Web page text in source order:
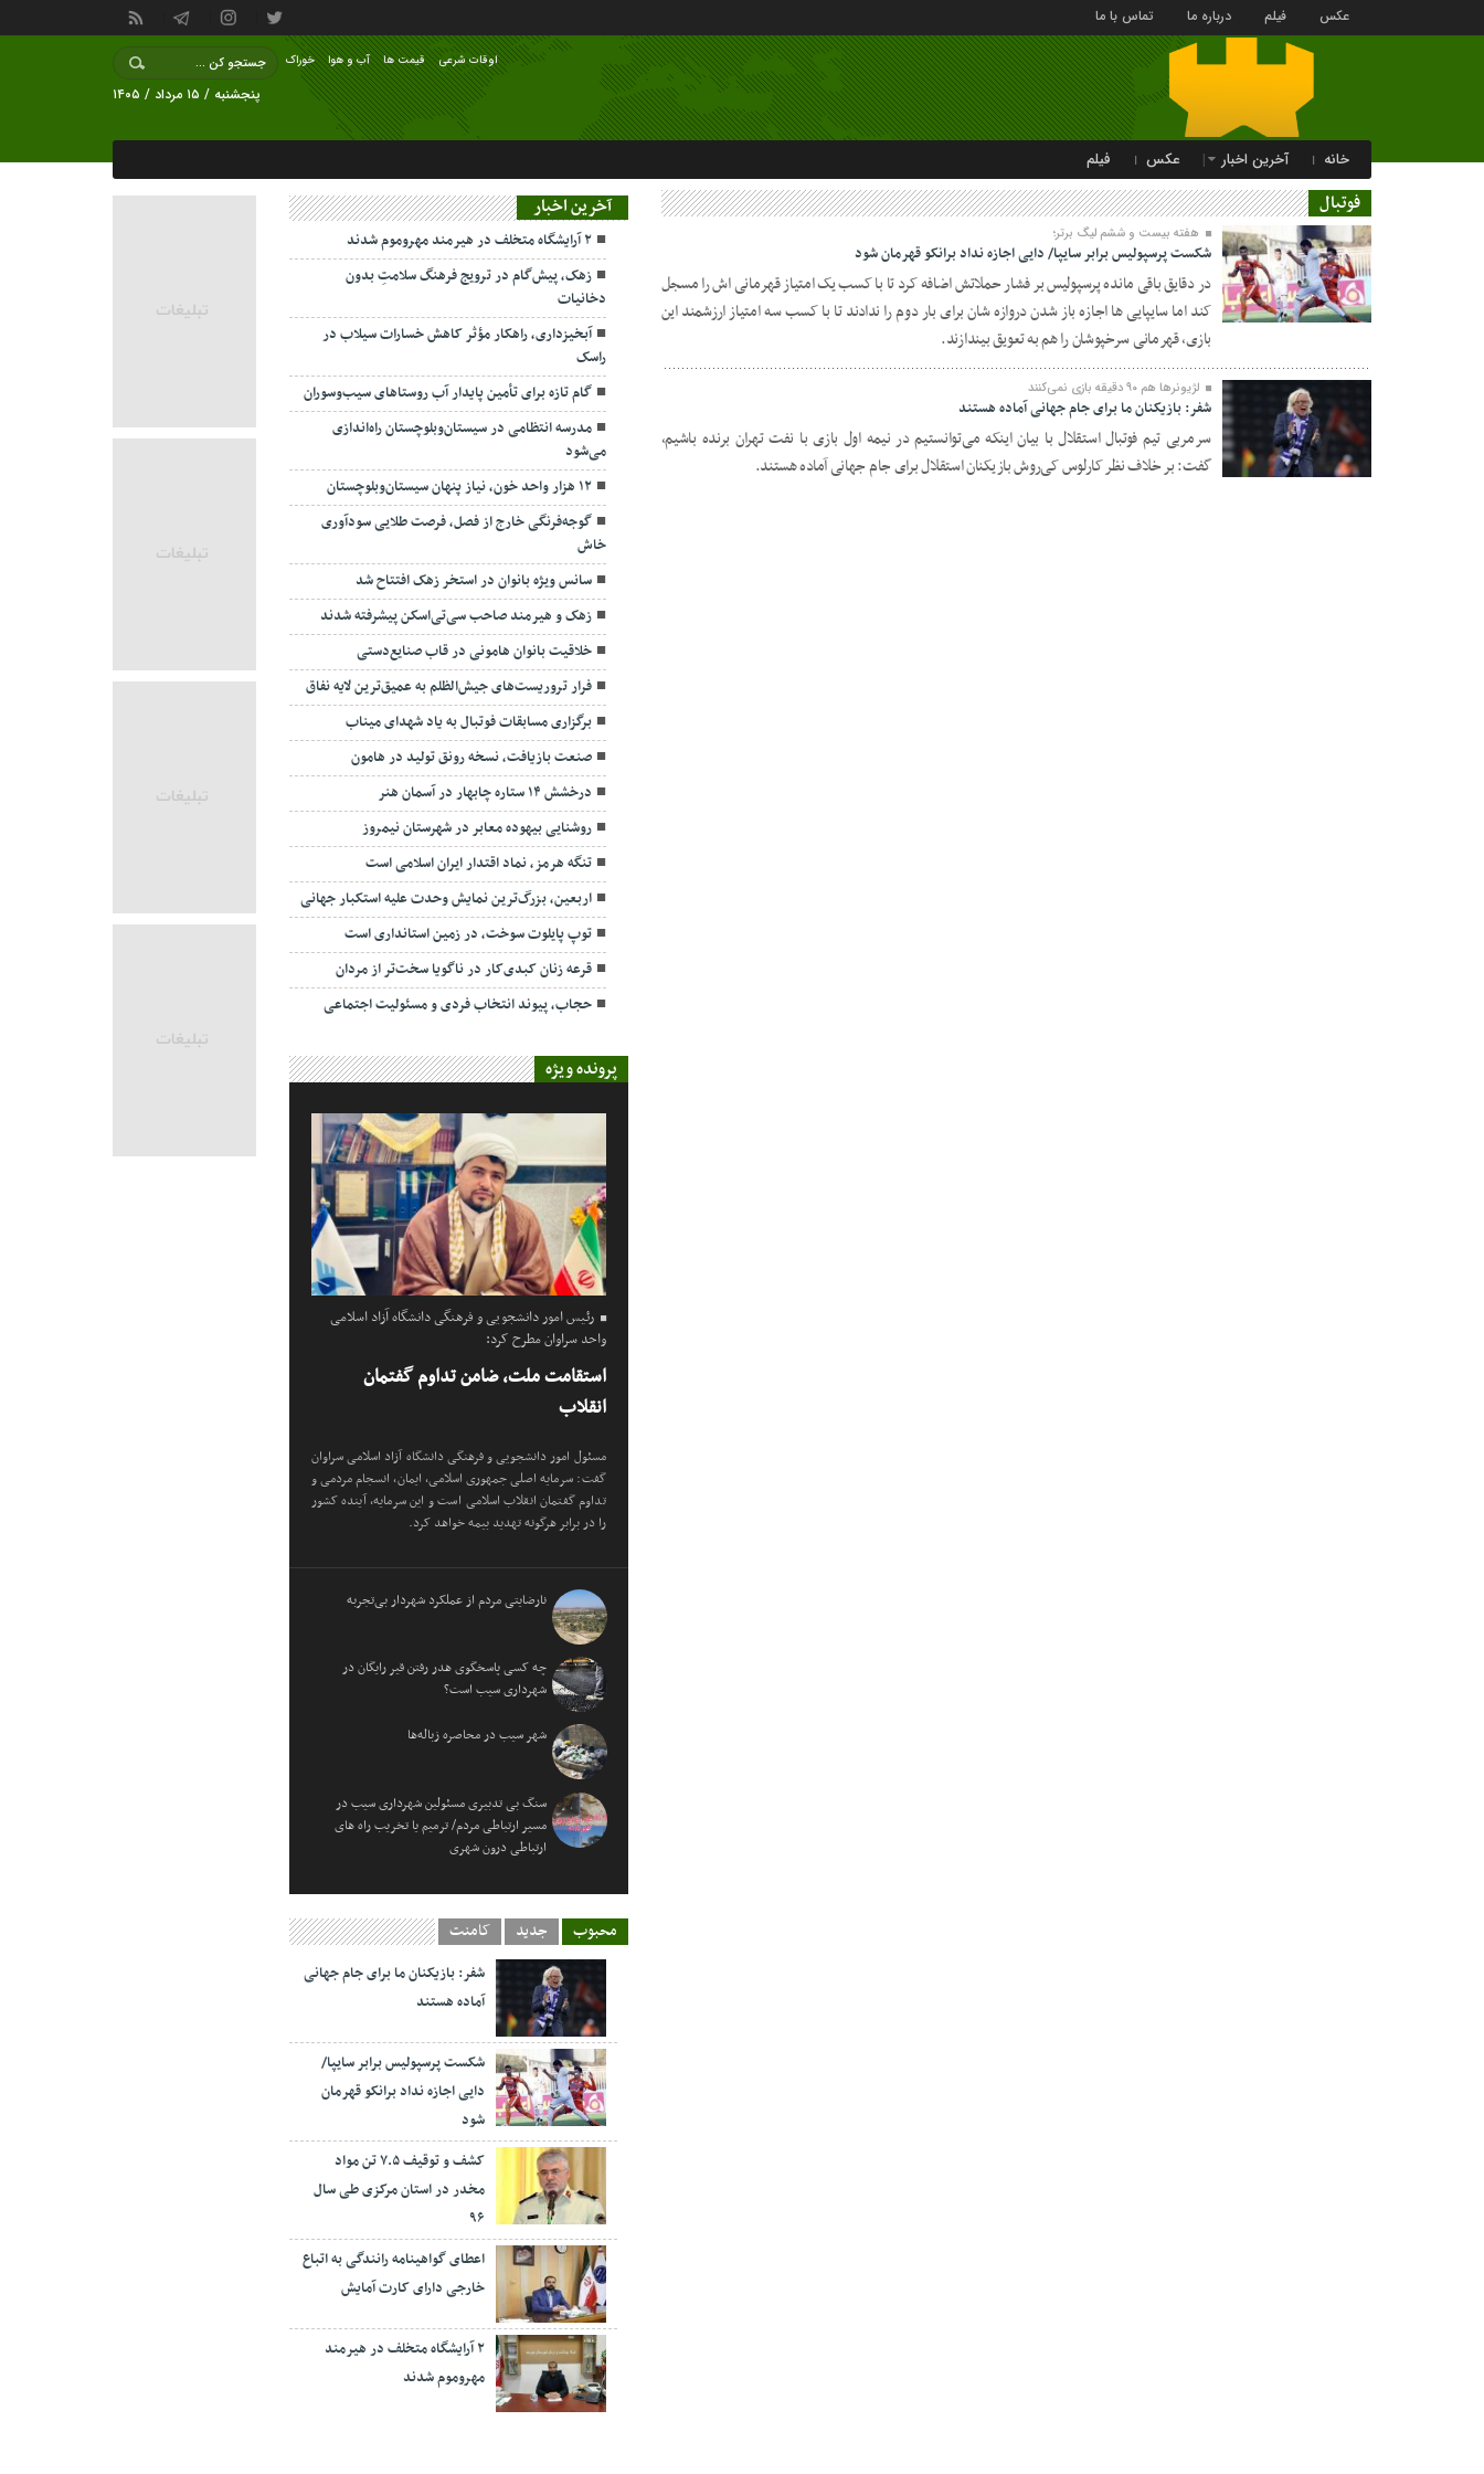
عکس فیلم درباره ما تماس با ما
خوراک آب و هوا قیمت ها اوقات شرعی
پنجشنبه / ۱۵ مرداد / ۱۴۰۵
خانه آخرین اخبار عکس فیلم
فوتبال
۰۹ فروردین ۱۳۹۷
هفته بیست و ششم لیگ برتر؛
شکست پرسپولیس برابر سایپا/ دایی اجازه نداد برانکو قهرمان شود
در دقایق باقی مانده پرسپولیس بر فشار حملاتش اضافه کرد تا با کسب یک امتیاز قهرمانی اش را مسجل
کند اما سایپایی ها اجازه باز شدن دروازه شان برای بار دوم را ندادند تا با کسب سه امتیاز ارزشمند این
بازی، قهرمانی سرخپوشان را هم به تعویق بیندازند.
۰۹ فروردین ۱۳۹۷
لژیونرها هم ۹۰ دقیقه بازی نمی‌کنند
شفر: بازیکنان ما برای جام جهانی آماده هستند
سرمربی تیم فوتبال استقلال با بیان اینکه می‌توانستیم در نیمه اول بازی با نفت تهران برنده باشیم،
گفت: بر خلاف نظر کارلوس کی‌روش بازیکنان استقلال برای جام جهانی آماده هستند.
آخرین اخبار
۲ آرایشگاه متخلف در هیرمند مهروموم شدند
زهک، پیش‌گام در ترویج فرهنگ سلامتِ بدون
دخانیات
آبخیزداری، راهکار مؤثر کاهش خسارات سیلاب در
راسک
گام تازه برای تأمین پایدار آب روستاهای سیب‌وسوران
مدرسه انتظامی در سیستان‌وبلوچستان راه‌اندازی
می‌شود
۱۲ هزار واحد خون، نیاز پنهان سیستان‌وبلوچستان
گوجه‌فرنگی خارج از فصل، فرصت طلایی سودآوری
خاش
سانس ویژه بانوان در استخر زهک افتتاح شد
زهک و هیرمند صاحب سی‌تی‌اسکن پیشرفته شدند
خلاقیت بانوان هامونی در قاب صنایع‌دستی
فرار تروریست‌های جیش‌الظلم به عمیق‌ترین لایه نفاق
برگزاری مسابقات فوتبال به یاد شهدای میناب
صنعت بازیافت، نسخه رونق تولید در هامون
درخشش ۱۴ ستاره چابهار در آسمان هنر
روشنایی بیهوده معابر در شهرستان نیمروز
تنگه هرمز، نماد اقتدار ایران اسلامی است
اربعین، بزرگ‌ترین نمایش وحدت علیه استکبار جهانی
توپ پایلوت سوخت، در زمین استانداری است
قرعه زنان کبدی‌کار در ناگویا سخت‌تر از مردان
حجاب، پیوند انتخاب فردی و مسئولیت اجتماعی
پرونده ویژه
رئیس امور دانشجویی و فرهنگی دانشگاه آزاد اسلامی
واحد سراوان مطرح کرد:
استقامت ملت، ضامن تداوم گفتمان
انقلاب
مسئول امور دانشجویی و فرهنگی دانشگاه آزاد اسلامی سراوان
گفت: سرمایه اصلی جمهوری اسلامی، ایمان، انسجام مردمی و
تداوم گفتمان انقلاب اسلامی است و این سرمایه، آینده کشور
را در برابر هرگونه تهدید بیمه خواهد کرد.
نارضایتی مردم از عملکرد شهردار بی‌تجربه
چه کسی پاسخگوی هدر رفتن قیر رایگان در
شهرداری سیب است؟
شهر سیب در محاصره زباله‌ها
سنگ بی تدبیری مسئولین شهرداری سیب در
مسیر ارتباطی مردم/ ترمیم یا تخریب راه های
ارتباطی درون شهری
محبوب جدید کامنت
شفر: بازیکنان ما برای جام جهانی
آماده هستند
شکست پرسپولیس برابر سایپا/
دایی اجازه نداد برانکو قهرمان
شود
کشف و توقیف ۷.۵ تن مواد
مخدر در استان مرکزی طی سال
۹۶
اعطای گواهینامه رانندگی به اتباع
خارجی دارای کارت آمایش
۲ آرایشگاه متخلف در هیرمند
مهروموم شدند